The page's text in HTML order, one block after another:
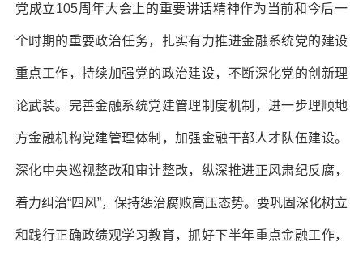
党成立105周年大会上的重要讲话精神作为当前和今后一
个时期的重要政治任务，扎实有力推进金融系统党的建设
重点工作，持续加强党的政治建设，不断深化党的创新理
论武装。完善金融系统党建管理制度机制，进一步理顺地
方金融机构党建管理体制，加强金融干部人才队伍建设。
深化中央巡视整改和审计整改，纵深推进正风肃纪反腐，
着力纠治“四风”，保持惩治腐败高压态势。要巩固深化树立
和践行正确政绩观学习教育，抓好下半年重点金融工作，